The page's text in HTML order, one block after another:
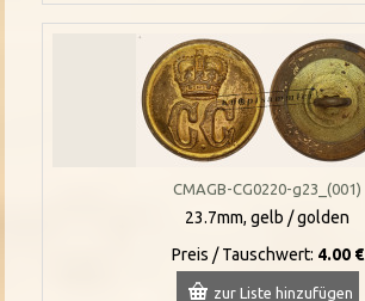
CMAGB-CG0220-g23_(001)
23.7mm, gelb / golden
Preis / Tauschwert: 4.00 €
zur Liste hinzufügen